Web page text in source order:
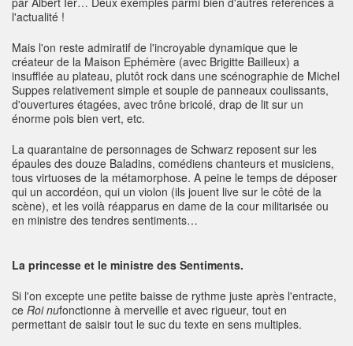
l'actualité !
Mais l'on reste admiratif de l'incroyable dynamique que le
créateur de la Maison Ephémère (avec Brigitte Bailleux) a
insufflée au plateau, plutôt rock dans une scénographie de Michel
Suppes relativement simple et souple de panneaux coulissants,
d'ouvertures étagées, avec trône bricolé, drap de lit sur un
énorme pois bien vert, etc.
La quarantaine de personnages de Schwarz reposent sur les
épaules des douze Baladins, comédiens chanteurs et musiciens,
tous virtuoses de la métamorphose. A peine le temps de déposer
qui un accordéon, qui un violon (ils jouent live sur le côté de la
scène), et les voilà réapparus en dame de la cour militarisée ou
en ministre des tendres sentiments…
La princesse et le ministre des Sentiments.
Si l'on excepte une petite baisse de rythme juste après l'entracte,
ce Roi nufonctionne à merveille et avec rigueur, tout en
permettant de saisir tout le suc du texte en sens multiples.